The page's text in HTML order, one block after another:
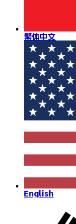
繁体中文
English